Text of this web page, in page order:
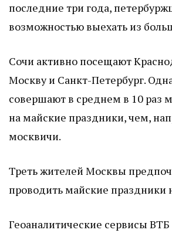
последние три года,
возможностью выехать из
Сочи активно посещают
Москву и Санкт-Петербург.
совершают в среднем в 10 раз
на майские праздники, чем,
москвичи.
Треть жителей Москвы
проводить майские праздники
Геоаналитические сервисы